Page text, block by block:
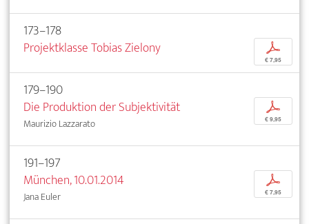
173–178
Projektklasse Tobias Zielony
p
€ 7,95
179–190
Die Produktion der Subjektivität
Maurizio Lazzarato
p
€ 9,95
191–197
München, 10.01.2014
Jana Euler
p
€ 7,95